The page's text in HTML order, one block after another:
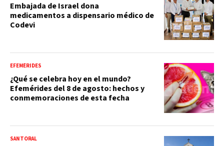
Embajada de Israel dona
medicamentos a dispensario médico de
Codevi
EFEMÉRIDES
¿Qué se celebra hoy en el mundo?
Efemérides del 8 de agosto: hechos y
conmemoraciones de esta fecha
SANTORAL